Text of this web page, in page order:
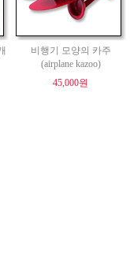
비행기 모양의 카주
(airplane kazoo)
45,000원